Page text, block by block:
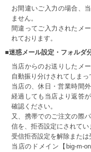
お間違いご入力の場合、
ません。
間違ってご入力されたメ
れております。
■迷惑メール設定・フォルダ
当店からのお送りしたメ
自動振り分けされてしまっ
当店の、休日・営業時間
経過しても当店より返答
確認ください。
又、携帯でのご注文の際
信を、拒否設定にされてい
受信拒否設定を解除または
当店のドメイン【big-m-